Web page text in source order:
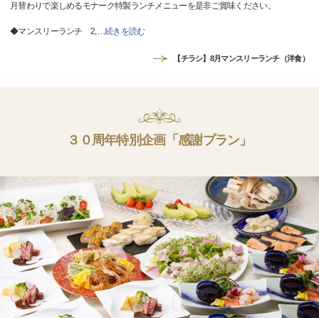
月替わりで楽しめるモナーク特製ランチメニューを是非ご賞味ください。
◆マンスリーランチ 2,…続きを読む
【チラシ】8月マンスリーランチ（洋食）
３０周年特別企画「感謝プラン」